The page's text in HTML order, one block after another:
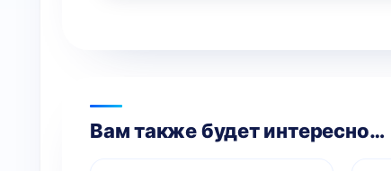
Вам также будет интересно…